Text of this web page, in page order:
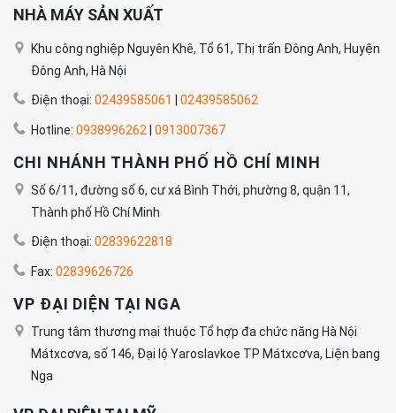
NHÀ MÁY SẢN XUẤT
Khu công nghiệp Nguyên Khê, Tổ 61, Thị trấn Đông Anh, Huyện
Đông Anh, Hà Nội
Điện thoại: 02439585061 02439585062
Hotline: 0938996262 0913007367
CHI NHÁNH THÀNH PHỐ HỒ CHÍ MINH
Số 6/11, đường số 6, cư xá Bình Thới, phường 8, quận 11,
Thành phố Hồ Chí Minh
Điện thoại: 02839622818
Fax: 02839626726
VP ĐẠI DIỆN TẠI NGA
Trung tâm thương mại thuộc Tổ hợp đa chức năng Hà Nội
Mátxcơva, số 146, Đại lộ Yaroslavkoe TP Mátxcơva, Liện bang
Nga